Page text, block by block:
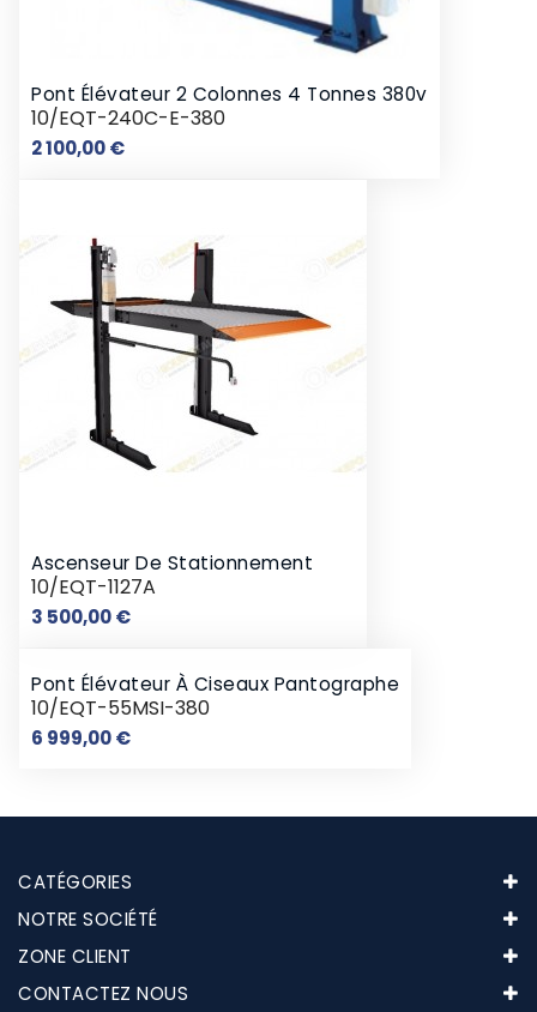
Pont Élévateur 2 Colonnes 4 Tonnes 380v
10/EQT-240C-E-380
2 100,00 €Prix
Ascenseur De Stationnement
10/EQT-1127A
3 500,00 €Prix
Pont Élévateur À Ciseaux Pantographe
10/EQT-55MSI-380
6 999,00 €Prix
CATÉGORIES
NOTRE SOCIÉTÉ
ZONE CLIENT
CONTACTEZ NOUS